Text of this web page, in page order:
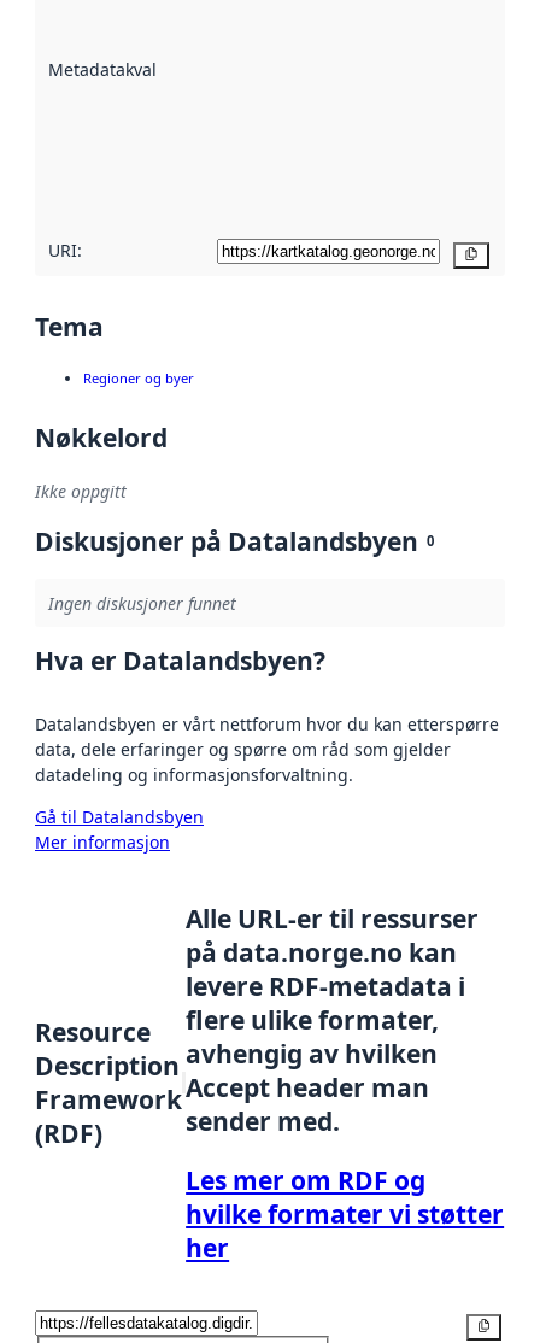
Metadatakvalitet
URI:
Tema
Regioner og byer
Nøkkelord
Ikke oppgitt
Diskusjoner på Datalandsbyen 0
Ingen diskusjoner funnet
Hva er Datalandsbyen?
Datalandsbyen er vårt nettforum hvor du kan etterspørre
data, dele erfaringer og spørre om råd som gjelder
datadeling og informasjonsforvaltning.
Gå til Datalandsbyen
Mer informasjon
Resource
Description
Framework
(RDF)
Alle URL-er til ressurser
på data.norge.no kan
levere RDF-metadata i
flere ulike formater,
avhengig av hvilken
Accept header man
sender med.
Les mer om RDF og
hvilke formater vi støtter
her